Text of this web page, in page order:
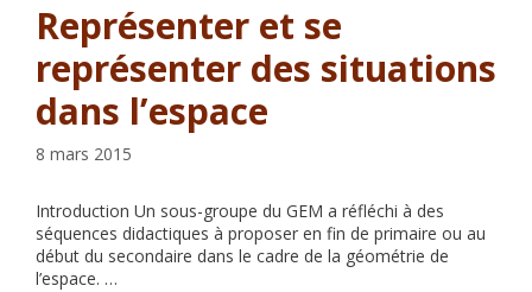
Représenter et se
représenter des situations
dans l’espace
8 mars 2015
Introduction Un sous-groupe du GEM a réfléchi à des
séquences didactiques à proposer en fin de primaire ou au
début du secondaire dans le cadre de la géométrie de
l’espace. …